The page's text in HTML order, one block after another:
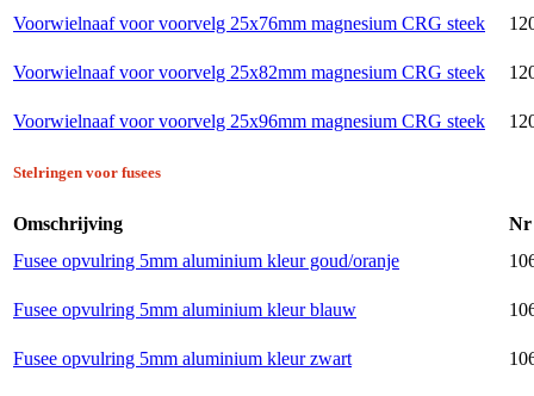
Voorwielnaaf voor voorvelg 25x76mm magnesium CRG steek
Voorwielnaaf voor voorvelg 25x82mm magnesium CRG steek
Voorwielnaaf voor voorvelg 25x96mm magnesium CRG steek
Stelringen voor fusees
Omschrijving
Nr
Fusee opvulring 5mm aluminium kleur goud/oranje
Fusee opvulring 5mm aluminium kleur blauw
Fusee opvulring 5mm aluminium kleur zwart